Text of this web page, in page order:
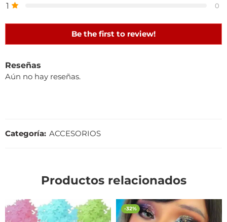
1 0
Be the first to review!
Reseñas
Aún no hay reseñas.
Categoría: ACCESORIOS
Productos relacionados
-32%